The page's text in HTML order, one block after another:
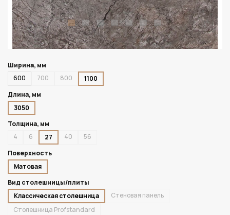
Ширина, мм
600
700 800
1100
Длина, мм
3050
Толщина, мм
4
6 27 40
56
Поверхность
Матовая
Вид столешницы/плиты
Классическая столешница
Стеновая панель
Столешница Profstandard